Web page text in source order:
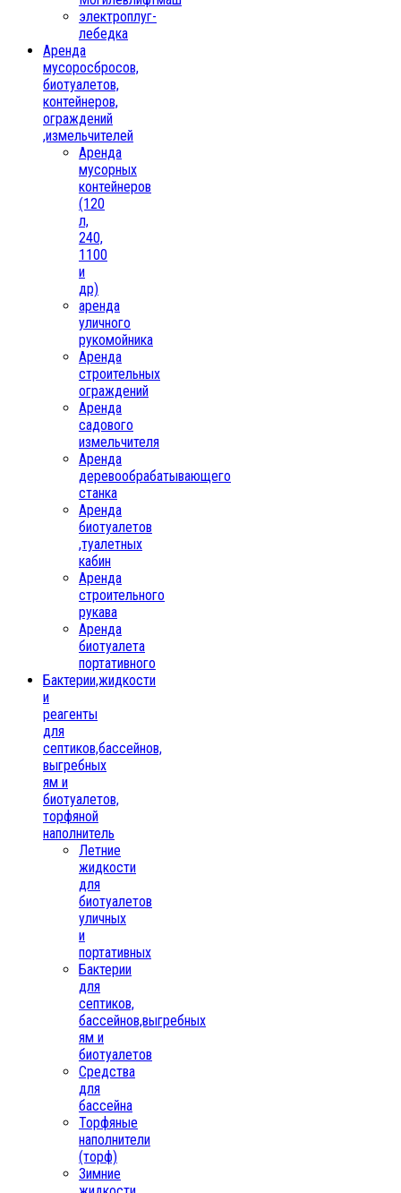
электроплуг-
лебедка
Аренда
мусоросбросов,
биотуалетов,
контейнеров,
ограждений
,измельчителей
Аренда
мусорных
контейнеров
(120
л,
240,
1100
и
др)
аренда
уличного
рукомойника
Аренда
строительных
ограждений
Аренда
садового
измельчителя
Аренда
деревообрабатывающего
станка
Аренда
биотуалетов
,туалетных
кабин
Аренда
строительного
рукава
Аренда
биотуалета
портативного
Бактерии,жидкости
и
реагенты
для
септиков,бассейнов,
выгребных
ям и
биотуалетов,
торфяной
наполнитель
Летние
жидкости
для
биотуалетов
уличных
и
портативных
Бактерии
для
септиков,
бассейнов,выгребных
ям и
биотуалетов
Средства
для
бассейна
Торфяные
наполнители
(торф)
Зимние